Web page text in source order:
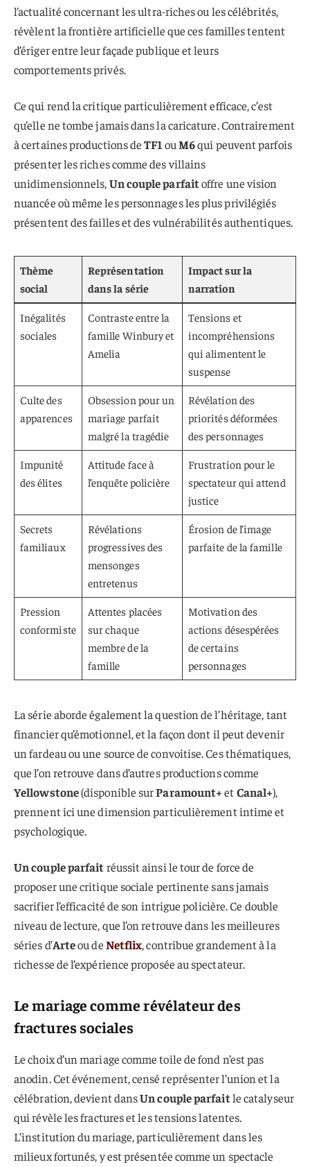
l’actualité concernant les ultra-riches ou les célébrités,
révèlent la frontière artificielle que ces familles tentent
d’ériger entre leur façade publique et leurs
comportements privés.
Ce qui rend la critique particulièrement efficace, c’est
qu’elle ne tombe jamais dans la caricature. Contrairement
à certaines productions deTF1ouM6qui peuvent parfois
présenter les riches comme des villains
unidimensionnels,Un couple parfaitoffre une vision
nuancée où même les personnages les plus privilégiés
présentent des failles et des vulnérabilités authentiques.
Thème
social
Représentation
dans la série
Impact sur la
narration
Inégalités
sociales
Contraste entre la
famille Winbury et
Amelia
Tensions et
incompréhensions
qui alimentent le
suspense
Culte des
apparences
Obsession pour un
mariage parfait
malgré la tragédie
Révélation des
priorités déformées
des personnages
Impunité
des élites
Attitude face à
l’enquête policière
Frustration pour le
spectateur qui attend
justice
Secrets
familiaux
Révélations
progressives des
mensonges
entretenus
Érosion de l’image
parfaite de la famille
Pression
conformiste
Attentes placées
sur chaque
membre de la
famille
Motivation des
actions désespérées
de certains
personnages
La série aborde également la question de l’héritage, tant
financier qu’émotionnel, et la façon dont il peut devenir
un fardeau ou une source de convoitise. Ces thématiques,
que l’on retrouve dans d’autres productions comme
Yellowstone(disponible surParamount+etCanal+),
prennent ici une dimension particulièrement intime et
psychologique.
Un couple parfait réussit ainsi le tour de force de
proposer une critique sociale pertinente sans jamais
sacrifier l’efficacité de son intrigue policière. Ce double
niveau de lecture, que l’on retrouve dans les meilleures
séries d’Arteou deNetflix, contribue grandement à la
richesse de l’expérience proposée au spectateur.
Le mariage comme révélateur des
fractures sociales
Le choix d’un mariage comme toile de fond n’est pas
anodin. Cet événement, censé représenter l’union et la
célébration, devient dansUn couple parfaitle catalyseur
qui révèle les fractures et les tensions latentes.
L’institution du mariage, particulièrement dans les
milieux fortunés, y est présentée comme un spectacle